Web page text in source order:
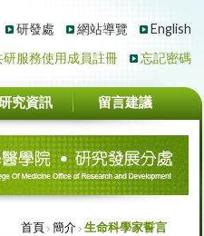
研發處 網站導覽
English
研服務使用成員註冊
忘記密碼
究資訊 留言建議
首頁 簡介 生命科學家誓言